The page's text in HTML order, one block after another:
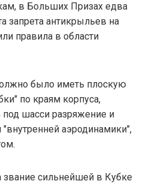
в Больших Призах едва
запрета антикрыльев на
правила в области
было иметь плоскую
по краям корпуса,
шасси разряжение и
аэродинамики",
звание сильнейшей в Кубке